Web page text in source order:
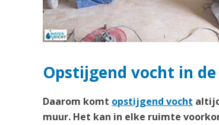
Opstijgend vocht in
Daarom komt opstijgend vocht
muur. Het kan in elke ruimte